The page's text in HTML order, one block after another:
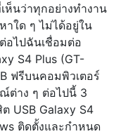
นว่าทุกอย่างทำงาน
ใด ๆ ไม่ได้อยู่ใน
อไปฉันเชื่อมต่อ
S4 Plus (GT-
ฟรีบนคอมพิวเตอร์
ต่าง ๆ ต่อไปนี้ 3
USB Galaxy S4
ติดตั้งและกำหนด